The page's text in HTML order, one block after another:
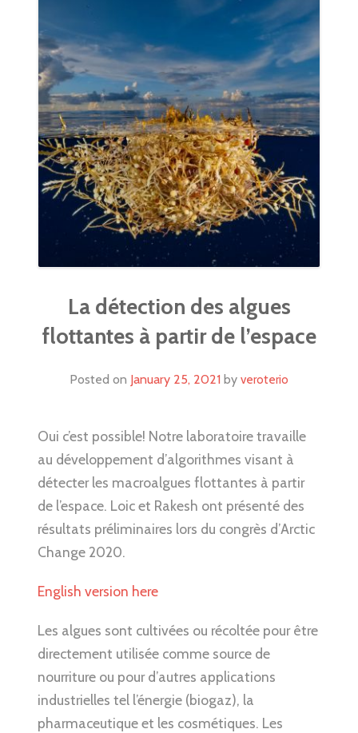
PUBLICATIONS
GALERIE
CONTACT
La détection des algues
flottantes à partir de l’espace
Posted on January 25, 2021 by veroterio
Oui c’est possible! Notre laboratoire travaille
au développement d’algorithmes visant à
détecter les macroalgues flottantes à partir
de l’espace. Loic et Rakesh ont présenté des
résultats préliminaires lors du congrès d’Arctic
Change 2020.
English version here
Les algues sont cultivées ou récoltée pour être
directement utilisée comme source de
nourriture ou pour d’autres applications
industrielles tel l’énergie (biogaz), la
pharmaceutique et les cosmétiques. Les